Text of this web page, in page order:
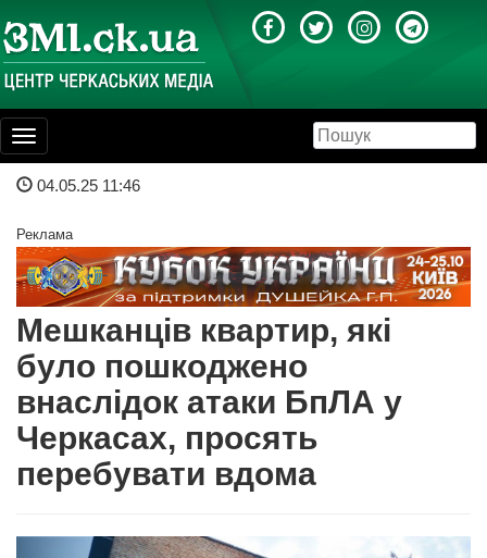
Toggle
navigation
04.05.25 11:46
Реклама
Мешканців квартир, які
було пошкоджено
внаслідок атаки БпЛА у
Черкасах, просять
перебувати вдома